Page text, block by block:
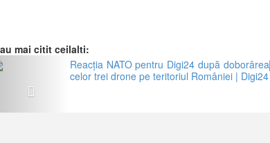
mai citit ceilalti:
Reacția NATO pentru Digi24 după doborârea
celor trei drone pe teritoriul României | Digi24
Previous